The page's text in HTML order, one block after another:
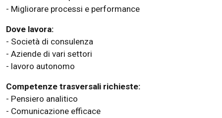
- Migliorare processi e performance
Dove lavora:
- Società di consulenza
- Aziende di vari settori
- lavoro autonomo
Competenze trasversali richieste:
- Pensiero analitico
- Comunicazione efficace